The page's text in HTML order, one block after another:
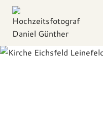
Zum
Inhalt
springen